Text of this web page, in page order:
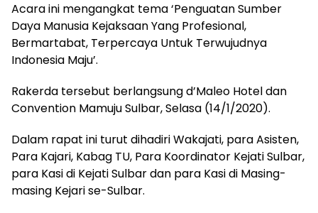
Acara ini mengangkat tema ‘Penguatan Sumber
Daya Manusia Kejaksaan Yang Profesional,
Bermartabat, Terpercaya Untuk Terwujudnya
Indonesia Maju’.
Rakerda tersebut berlangsung d’Maleo Hotel dan
Convention Mamuju Sulbar, Selasa (14/1/2020).
Dalam rapat ini turut dihadiri Wakajati, para Asisten,
Para Kajari, Kabag TU, Para Koordinator Kejati Sulbar,
para Kasi di Kejati Sulbar dan para Kasi di Masing-
masing Kejari se-Sulbar.